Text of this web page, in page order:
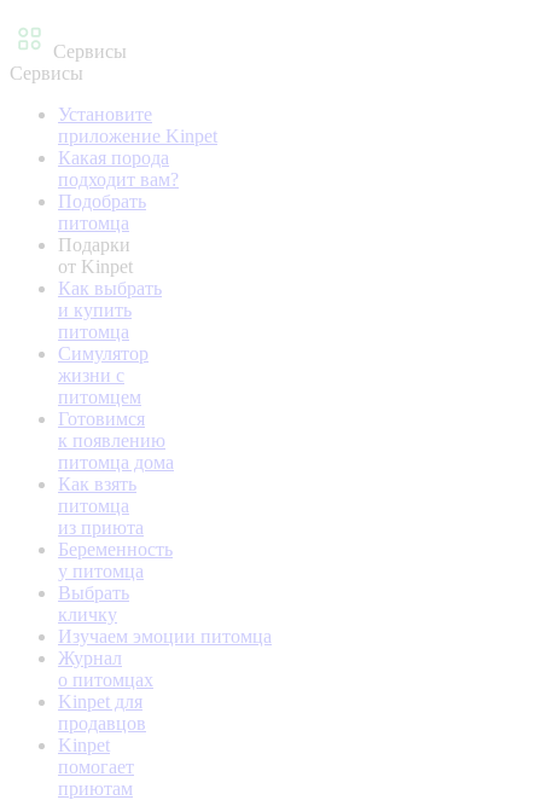
Сервисы
Сервисы
Установите
приложение Kinpet
Какая порода
подходит вам?
Подобрать
питомца
Подарки
от Kinpet
Как выбрать
и купить
питомца
Симулятор
жизни с
питомцем
Готовимся
к появлению
питомца дома
Как взять
питомца
из приюта
Беременность
у питомца
Выбрать
кличку
Изучаем эмоции питомца
Журнал
о питомцах
Kinpet для
продавцов
Kinpet
помогает
приютам